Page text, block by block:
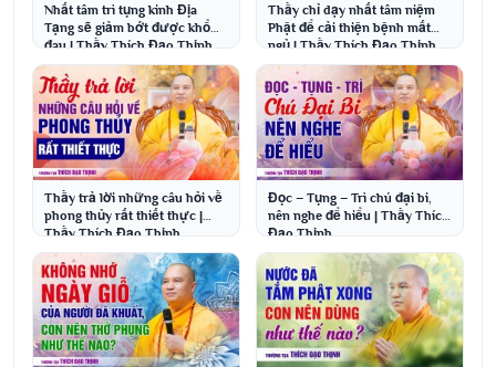
Nhất tâm trì tụng kinh Địa
Tạng sẽ giảm bớt được khổ
đau | Thầy Thích Đạo Thịnh
Thầy chỉ dạy nhất tâm niệm
Phật để cải thiện bệnh mất
ngủ | Thầy Thích Đạo Thịnh
Thầy trả lời những câu hỏi về
phong thủy rất thiết thực |
Thầy Thích Đạo Thịnh
Đọc – Tụng – Trì chú đại bi,
nên nghe để hiểu | Thầy Thích
Đạo Thịnh